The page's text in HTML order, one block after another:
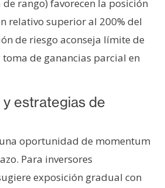
rango) favorecen la posición
relativo superior al 200% del
de riesgo aconseja límite de
de ganancias parcial en
estrategias de
oportunidad de momentum
Para inversores
exposición gradual con